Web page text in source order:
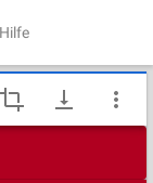
Hilfe